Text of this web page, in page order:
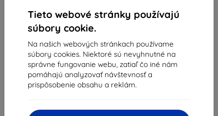
Tieto webové stránky používajú
súbory cookie.
Na našich webových stránkach používame
súbory cookies. Niektoré sú nevyhnutné na
správne fungovanie webu, zatiaľ čo iné nám
pomáhajú analyzovať návštevnosť a
prispôsobenie obsahu a reklám.
Eiger Glass
Eiger Glacier kryt pre Apple iPhone 15 Plus
Vhodné pre: Apple iPhone 15 Plus
Krištáľovo čistá ochrana, testované pádom 2 m, Glacier Tec+
proti žltnutiu, zvýšené okraje 0,4 mm, presné výrezy a 2-